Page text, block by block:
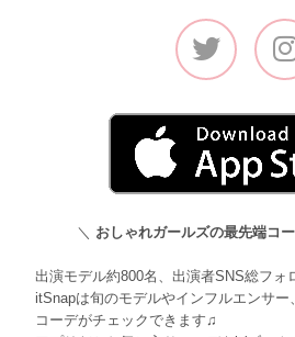
＼ おしゃれガールズの最先端コ
出演モデル約800名、出演者SNS総フォ
itSnapは旬のモデルやインフルエンサ
コーデがチェックできます♫